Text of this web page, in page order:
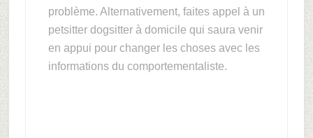
problème. Alternativement, faites appel à un
petsitter dogsitter à domicile qui saura venir
en appui pour changer les choses avec les
informations du comportementaliste.